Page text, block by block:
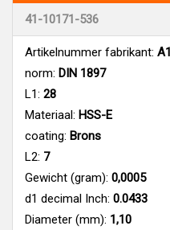
41-10171-536
Artikelnummer fabrikant:
norm: DIN 1897
L1: 28
Materiaal: HSS-E
coating: Brons
L2: 7
Gewicht (gram): 0,0005
d1 decimal Inch: 0.0433
Diameter (mm): 1,10